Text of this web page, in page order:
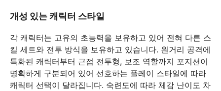
개성 있는 캐릭터 스타일
각 캐릭터는 고유의 초능력을 보유하고 있어 전혀 다른 스
킬 세트와 전투 방식을 보유하고 있습니다. 원거리 공격에
특화된 캐릭터부터 근접 전투형, 보조 역할까지 포지션이
명확하게 구분되어 있어 선호하는 플레이 스타일에 따라
캐릭터 선택이 달라집니다. 숙련도에 따라 체감 난이도 차